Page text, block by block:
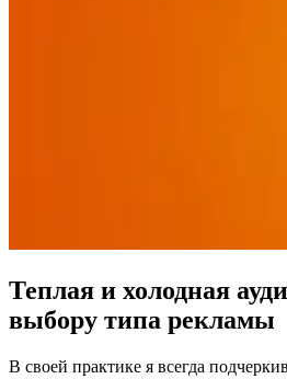
Теплая и холодная
выбору типа рекламы
В своей практике я всегда